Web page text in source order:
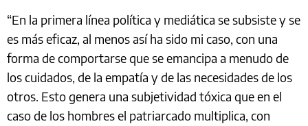
“En la primera línea política y mediática se subsiste y se
es más eficaz, al menos así ha sido mi caso, con una
forma de comportarse que se emancipa a menudo de
los cuidados, de la empatía y de las necesidades de los
otros. Esto genera una subjetividad tóxica que en el
caso de los hombres el patriarcado multiplica, con